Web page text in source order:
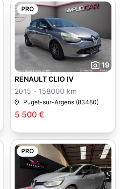
PRO
19
5 500 €
RENAULT CLIO IV
2015 - 158000 km
Puget-sur-Argens (83480)
PRO